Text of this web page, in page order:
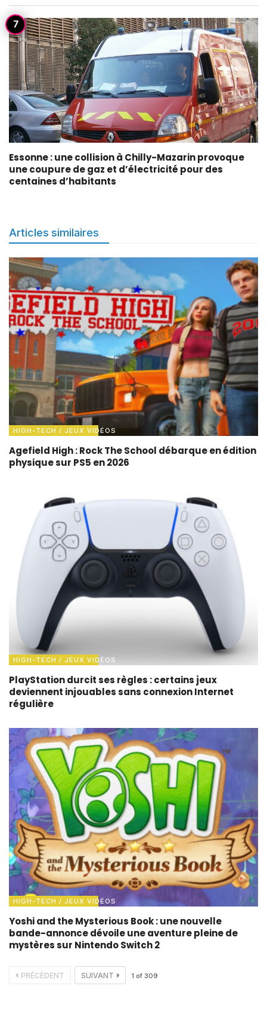
Essonne : une collision à Chilly-Mazarin provoque
une coupure de gaz et d’électricité pour des
centaines d’habitants
Articles similaires
HIGH-TECH / JEUX VIDÉOS
Agefield High : Rock The School débarque en édition
physique sur PS5 en 2026
HIGH-TECH / JEUX VIDÉOS
PlayStation durcit ses règles : certains jeux
deviennent injouables sans connexion Internet
régulière
HIGH-TECH / JEUX VIDÉOS
Yoshi and the Mysterious Book : une nouvelle
bande-annonce dévoile une aventure pleine de
mystères sur Nintendo Switch 2
PRÉCÉDENT SUIVANT 1 of 309